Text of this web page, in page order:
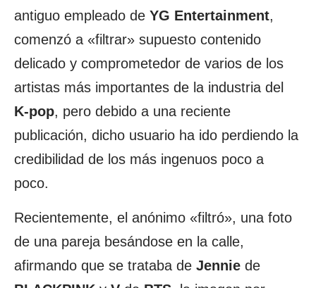
antiguo empleado de YG Entertainment,
comenzó a «filtrar» supuesto contenido
delicado y comprometedor de varios de los
artistas más importantes de la industria del
K-pop, pero debido a una reciente
publicación, dicho usuario ha ido perdiendo la
credibilidad de los más ingenuos poco a
poco.
Recientemente, el anónimo «filtró», una foto
de una pareja besándose en la calle,
afirmando que se trataba de Jennie de